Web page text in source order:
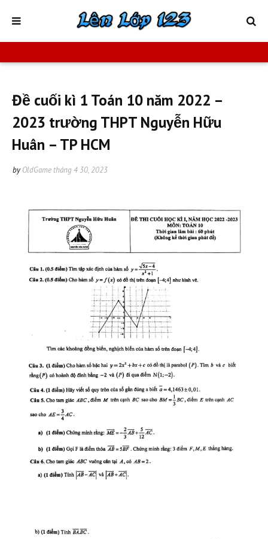
Đề cuối kì 1 Toán 10 năm 2022 –
2023 trường THPT Nguyễn Hữu
Huân – TP HCM
by OldGame tháng 4 30, 2023